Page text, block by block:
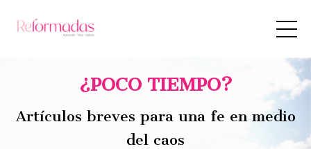
¿POCO TIEMPO?
Artículos breves para una fe en medio
del caos